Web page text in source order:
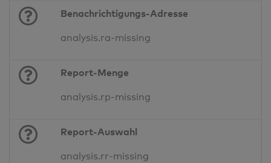
Benachrichtigungs-Adresse
analysis.ra-missing
Report-Menge
analysis.rp-missing
Report-Auswahl
analysis.rr-missing